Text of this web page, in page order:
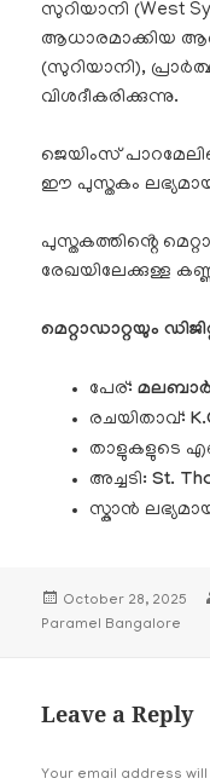
സുറിയാനി (West
ആധാരമാക്കിയ
(സുറിയാനി),
വിശദീകരിക്കുന്നു.
ജെയിംസ്
ഈ പുസ്തകം
പുസ്തകത്തിൻ്റെ
രേഖയിലേക്കുള്ള
മെറ്റാഡാറ്റയും
പേര്:മലബാർ
രചയിതാവ്:
താളുകളുടെ
അച്ചടി: St.
സ്കാൻ
Posted
on
October 28, 2025
Paramel Bangalore
Leave a Reply
Your email address